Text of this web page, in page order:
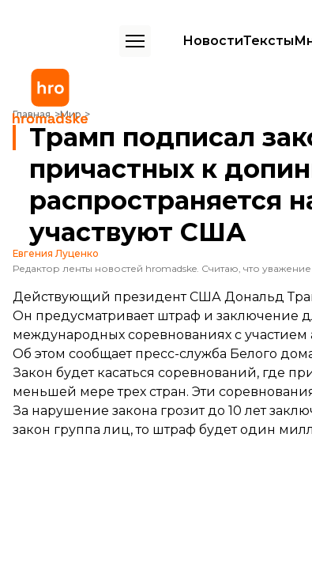
НовостиТексты
Главная Мир
Трамп подписал закон, позволяющий сажать причастных
Трамп подписал
причастных к
распространяется
участвуют США
Евгения Луценко
Действующий президент США Дональд
Он предусматривает штраф и заключение
международных соревнованиях с
Об этом сообщаетпресс-служба Белого
Закон будет касаться соревнований, где
меньшей мере трех стран. Эти
За нарушение закона грозит до 10 лет
закон группа лиц, то штраф будет один